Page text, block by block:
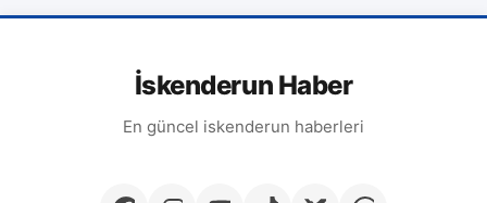
İskenderun Haber
En güncel iskenderun haberleri